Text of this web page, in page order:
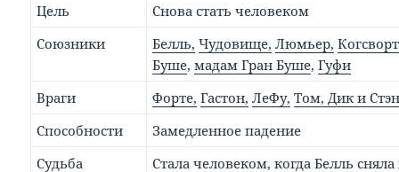
Цель
Снова стать человеком
Союзники
Белль, Чудовище, Люмьер,
Буше,мадам Гран Буше,Гуфи
Враги
Форте, Гастон, ЛеФу, Том, Дик и
Способности
Замедленное падение
Судьба
Стала человеком, когда Белль